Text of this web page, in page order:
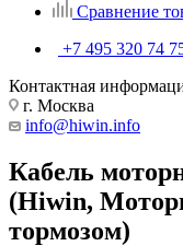
Сравнение
+7 495 320 74
Контактная
г. Москва
info@hiwin.info
Кабель
(Hiwin,
тормозом)